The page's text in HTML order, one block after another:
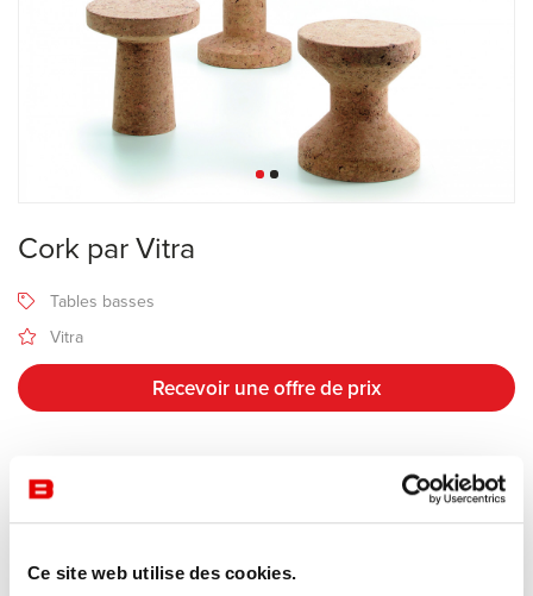
Ce site web utilise des cookies.
Cork par Vitra
Tables basses
Vitra
Recevoir une offre de prix
Description
Dessinée par le designer britannique Jasper Morrison en 2004, la